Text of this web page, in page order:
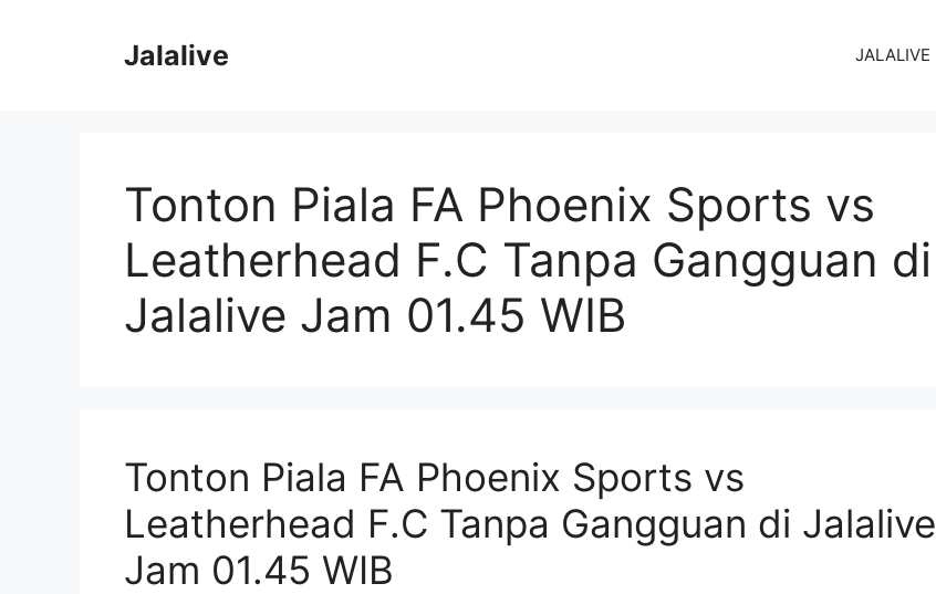
Jalalive JALALIVE
Tonton Piala FA Phoenix Sports vs
Leatherhead F.C Tanpa Gangguan di
Jalalive Jam 01.45 WIB
Tonton Piala FA Phoenix Sports vs
Leatherhead F.C Tanpa Gangguan di Jalalive
Jam 01.45 WIB